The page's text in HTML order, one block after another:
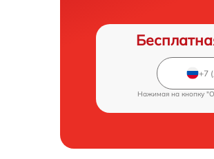
Нажимая на кнопку